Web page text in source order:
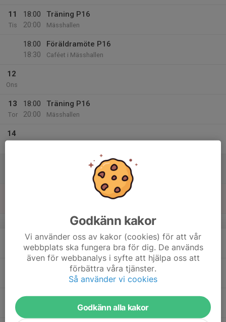
11
Tis
18:00
20:00
Träning P16
Mässhallen
18:00
18:30
Föräldramöte P16
Caféet i Mässhallen
12
Ons
13
Tor
18:00
20:00
Träning P16
Mässhallen
14
Uppstartsläger
v.34
18:00
19:00
Träning P16
Vrinnevi
Träning P16
Mässhallen
Ons
Godkänn kakor
Vi använder oss av kakor (cookies) för att vår
webbplats ska fungera bra för dig. De används
även för webbanalys i syfte att hjälpa oss att
förbättra våra tjänster.
Så använder vi cookies
Godkänn alla kakor